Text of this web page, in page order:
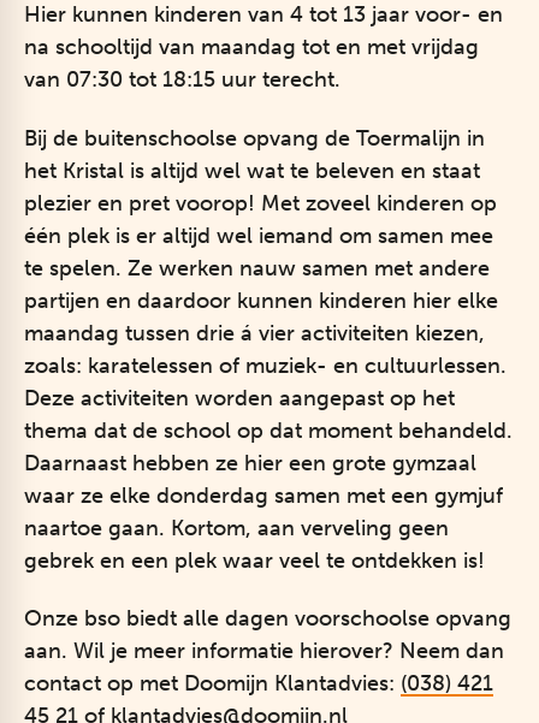
Hier kunnen kinderen van 4 tot 13 jaar voor- en
na schooltijd van maandag tot en met vrijdag
van 07:30 tot 18:15 uur terecht.
Bij de buitenschoolse opvang de Toermalijn in
het Kristal is altijd wel wat te beleven en staat
plezier en pret voorop! Met zoveel kinderen op
één plek is er altijd wel iemand om samen mee
te spelen. Ze werken nauw samen met andere
partijen en daardoor kunnen kinderen hier elke
maandag tussen drie á vier activiteiten kiezen,
zoals: karatelessen of muziek- en cultuurlessen.
Deze activiteiten worden aangepast op het
thema dat de school op dat moment behandeld.
Daarnaast hebben ze hier een grote gymzaal
waar ze elke donderdag samen met een gymjuf
naartoe gaan. Kortom, aan verveling geen
gebrek en een plek waar veel te ontdekken is!
Onze bso biedt alle dagen voorschoolse opvang
aan. Wil je meer informatie hierover? Neem dan
contact op met Doomijn Klantadvies: (038) 421
45 21 of klantadvies@doomijn.nl